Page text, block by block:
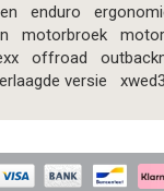
enduro
motorbroek
offroad
versie
xwed3